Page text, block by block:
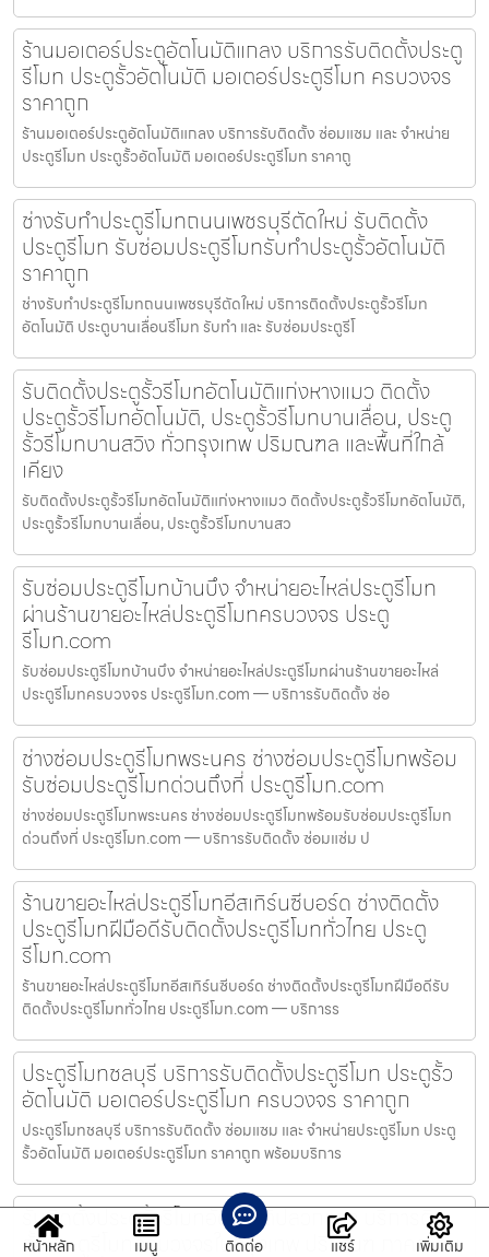
ร้านมอเตอร์ประตูอัตโนมัติแกลง บริการรับติดตั้งประตู
รีโมท ประตูรั้วอัตโนมัติ มอเตอร์ประตูรีโมท ครบวงจร
ราคาถูก
ร้านมอเตอร์ประตูอัตโนมัติแกลง บริการรับติดตั้ง ซ่อมแซม และ จำหน่าย
ประตูรีโมท ประตูรั้วอัตโนมัติ มอเตอร์ประตูรีโมท ราคาถู
ช่างรับทำประตูรีโมทถนนเพชรบุรีตัดใหม่ รับติดตั้ง
ประตูรีโมท รับซ่อมประตูรีโมทรับทำประตูรั้วอัตโนมัติ
ราคาถูก
ช่างรับทำประตูรีโมทถนนเพชรบุรีตัดใหม่ บริการติดตั้งประตูรั้วรีโมท
อัตโนมัติ ประตูบานเลื่อนรีโมท รับทำ และ รับซ่อมประตูรีโ
รับติดตั้งประตูรั้วรีโมทอัตโนมัติแก่งหางแมว ติดตั้ง
ประตูรั้วรีโมทอัตโนมัติ, ประตูรั้วรีโมทบานเลื่อน, ประตู
รั้วรีโมทบานสวิง ทั่วกรุงเทพ ปริมณฑล และพื้นที่ใกล้
เคียง
รับติดตั้งประตูรั้วรีโมทอัตโนมัติแก่งหางแมว ติดตั้งประตูรั้วรีโมทอัตโนมัติ,
ประตูรั้วรีโมทบานเลื่อน, ประตูรั้วรีโมทบานสว
รับซ่อมประตูรีโมทบ้านบึง จำหน่ายอะไหล่ประตูรีโมท
ผ่านร้านขายอะไหล่ประตูรีโมทครบวงจร ประตู
รีโมท.com
รับซ่อมประตูรีโมทบ้านบึง จำหน่ายอะไหล่ประตูรีโมทผ่านร้านขายอะไหล่
ประตูรีโมทครบวงจร ประตูรีโมท.com — บริการรับติดตั้ง ซ่อ
ช่างซ่อมประตูรีโมทพระนคร ช่างซ่อมประตูรีโมทพร้อม
รับซ่อมประตูรีโมทด่วนถึงที่ ประตูรีโมท.com
ช่างซ่อมประตูรีโมทพระนคร ช่างซ่อมประตูรีโมทพร้อมรับซ่อมประตูรีโมท
ด่วนถึงที่ ประตูรีโมท.com — บริการรับติดตั้ง ซ่อมแซ่ม ป
ร้านขายอะไหล่ประตูรีโมทอีสเทิร์นซีบอร์ด ช่างติดตั้ง
ประตูรีโมทฝีมือดีรับติดตั้งประตูรีโมททั่วไทย ประตู
รีโมท.com
ร้านขายอะไหล่ประตูรีโมทอีสเทิร์นซีบอร์ด ช่างติดตั้งประตูรีโมทฝีมือดีรับ
ติดตั้งประตูรีโมททั่วไทย ประตูรีโมท.com — บริการร
ประตูรีโมทชลบุรี บริการรับติดตั้งประตูรีโมท ประตูรั้ว
อัตโนมัติ มอเตอร์ประตูรีโมท ครบวงจร ราคาถูก
ประตูรีโมทชลบุรี บริการรับติดตั้ง ซ่อมแซม และ จำหน่ายประตูรีโมท ประตู
รั้วอัตโนมัติ มอเตอร์ประตูรีโมท ราคาถูก พร้อมบริการ
รับติดตั้งประตูรั้วรีโมทอัตโนมัติปลวกแดง บริการติด
ตั้งประตูรีโมทครบวงจรในกรุงเทพ ปริมณฑ ภาคตะวัน
หน้าหลัก เมนู ติดต่อ แชร์ เพิ่มเติม